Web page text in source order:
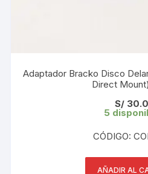
Adaptador Bracko Disco
Direct
S/
5
CÓDIGO:
AÑADIR AL